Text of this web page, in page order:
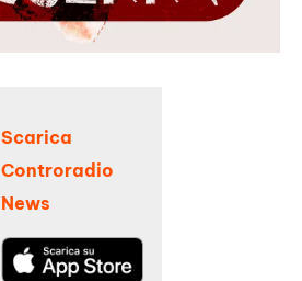
Scarica
Controradio
News